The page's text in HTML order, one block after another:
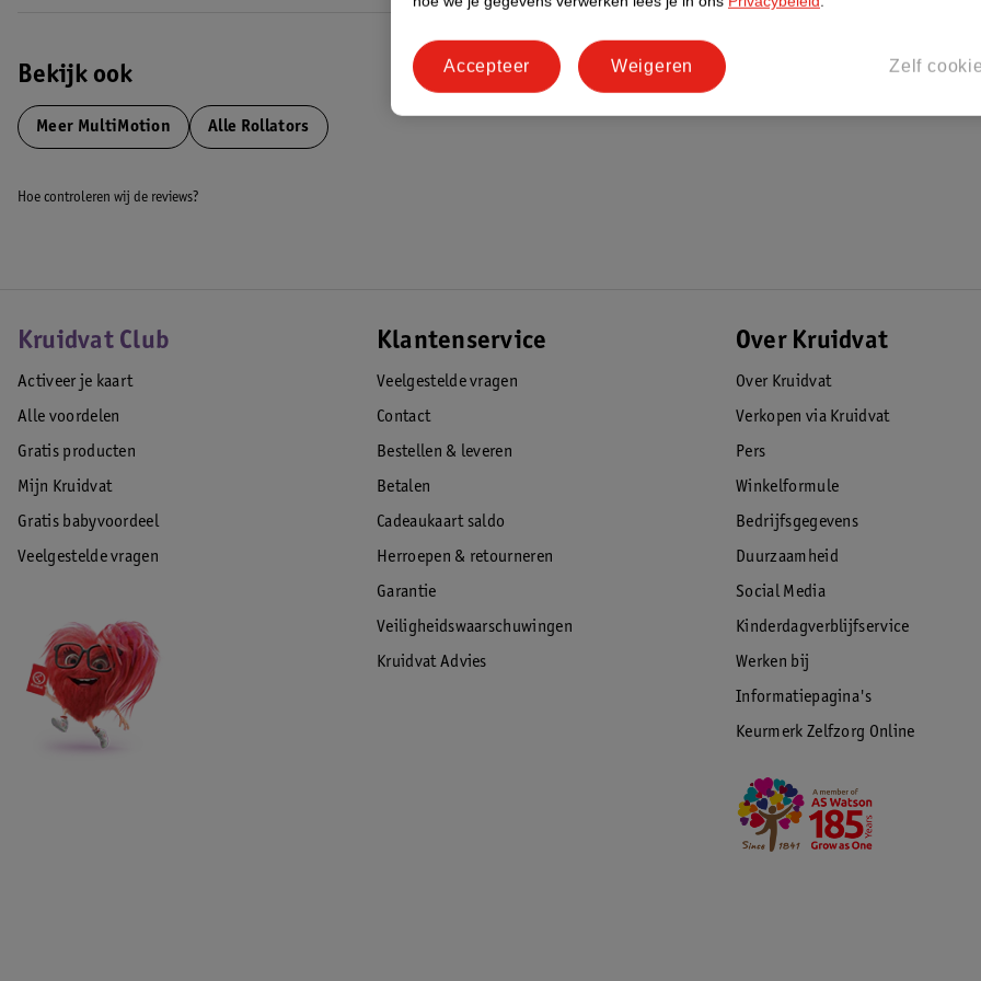
Bekijk ook
Meer MultiMotion Alle Rollators
Hoe controleren wij de reviews?
Kruidvat Club
Activeer je kaart
Alle voordelen
Gratis producten
Mijn Kruidvat
Gratis babyvoordeel
Veelgestelde vragen
Klantenservice
Veelgestelde vragen
Contact
Bestellen & leveren
Betalen
Cadeaukaart saldo
Herroepen & retourneren
Garantie
Veiligheidswaarschuwingen
Kruidvat Advies
Over Kruidvat
Over Kruidvat
Verkopen via Kruidvat
Pers
Winkelformule
Bedrijfsgegevens
Duurzaamheid
Social Media
Kinderdagverblijfservice
Werken bij
Informatiepagina's
Keurmerk Zelfzorg Online
Zelf
Weigeren
Accepteer